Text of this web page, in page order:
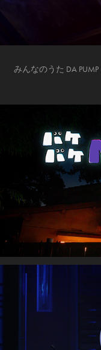
みんなのうた DA